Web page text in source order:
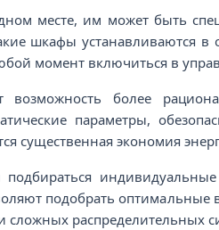
месте, им может быть
шкафы устанавливаются в
момент включиться в
возможность более
параметры,
существенная экономия
подобрать оптимальные
сложных распределительных